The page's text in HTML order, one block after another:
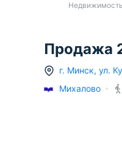
Продажа
г. Минск, ул.
Михалово